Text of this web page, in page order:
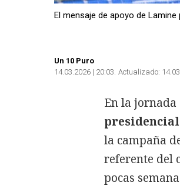
El mensaje de apoyo de Lamine
Un 10 Puro
14.03.2026 | 20:03 Actualizado:
En la jornada
la campaña
referente del
pocas